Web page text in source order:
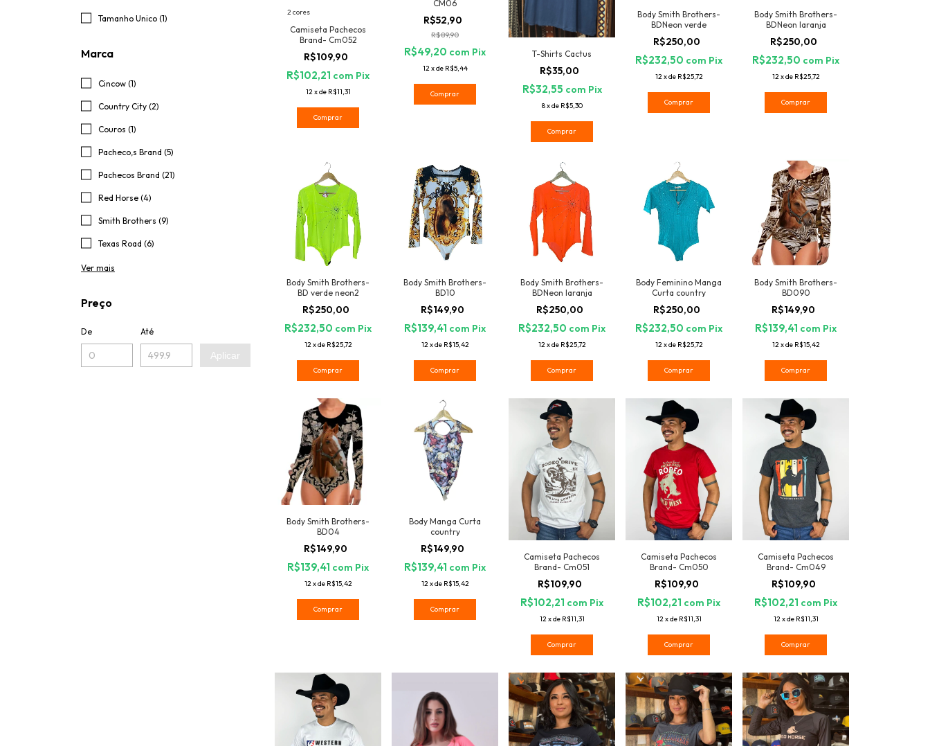
Tamanho Unico (1)
Marca
Cincow (1)
Country City (2)
Couros (1)
Pacheco,s Brand (5)
Pachecos Brand (21)
Red Horse (4)
Smith Brothers (9)
Texas Road (6)
Ver mais
Preço
De Até
Aplicar
2 cores
Camiseta Pachecos
Brand- Cm052
R$109,90
R$102,21 com Pix
12xde R$11,31
Comprar
CM06
R$52,90
R$89,90
R$49,20 com Pix
12xde R$5,44
Comprar
T-Shirts Cactus
R$35,00
R$32,55 com Pix
8xde R$5,30
Comprar
Body Smith Brothers-
BDNeon verde
R$250,00
R$232,50 com Pix
12xde R$25,72
Comprar
Body Smith Brothers-
BDNeon laranja
R$250,00
R$232,50 com Pix
12xde R$25,72
Comprar
Body Smith Brothers-
BD verde neon2
R$250,00
R$232,50 com Pix
12xde R$25,72
Comprar
Body Smith Brothers-
BD10
R$149,90
R$139,41 com Pix
12xde R$15,42
Comprar
Body Smith Brothers-
BDNeon laranja
R$250,00
R$232,50 com Pix
12xde R$25,72
Comprar
Body Feminino Manga
Curta country
R$250,00
R$232,50 com Pix
12xde R$25,72
Comprar
Body Smith Brothers-
BD090
R$149,90
R$139,41 com Pix
12xde R$15,42
Comprar
Body Smith Brothers-
BD04
R$149,90
R$139,41 com Pix
12xde R$15,42
Comprar
Body Manga Curta
country
R$149,90
R$139,41 com Pix
12xde R$15,42
Comprar
Camiseta Pachecos
Brand- Cm051
R$109,90
R$102,21 com Pix
12xde R$11,31
Comprar
Camiseta Pachecos
Brand- Cm050
R$109,90
R$102,21 com Pix
12xde R$11,31
Comprar
Camiseta Pachecos
Brand- Cm049
R$109,90
R$102,21 com Pix
12xde R$11,31
Comprar